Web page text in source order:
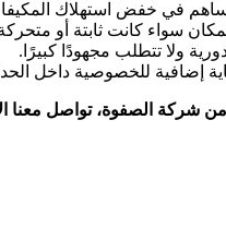
في خفض استهلاك
سواء كانت ثابتة أو
ولا تتطلب مجهودًا كبيرًا.
إضافية للخصوصية داخل
شركة الصفوة، تواصل معنا